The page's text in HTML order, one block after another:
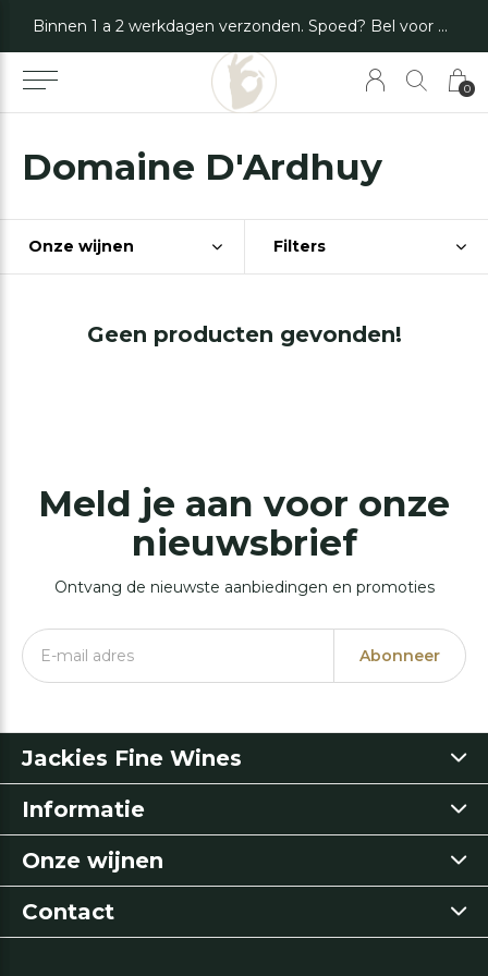
0
Binnen 1 a 2 werkdagen verzonden. Spoed? Bel voor de mogelijkheden.
Domaine D'Ardhuy
Onze wijnen Filters
Geen producten gevonden!
Meld je aan voor onze
nieuwsbrief
Ontvang de nieuwste aanbiedingen en promoties
Abonneer
Jackies Fine Wines
Informatie
Onze wijnen
Contact